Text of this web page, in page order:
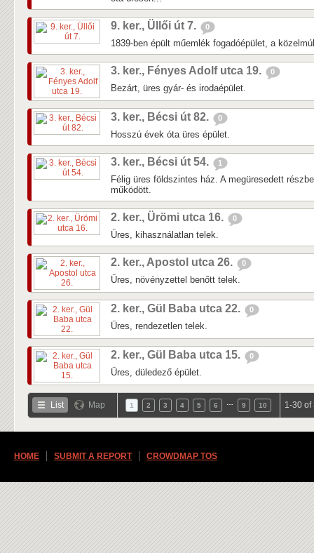
9. ker., Üllői út 7. 0
1839-ben épült műemlék fogadóépület, a
3. ker., Fényes Adolf utca 19. 0
Bezárt, üres gyár- és irodaépület.
3. ker., Bécsi út 82. 0
Hosszú évek óta üres épület.
3. ker., Bécsi út 54. 1
Félig üres földszintes ház. A megüresedett
működött.
2. ker., Ürömi utca 16. 0
Üres, kihasználatlan telek.
2. ker., Apostol utca 26. 0
Üres, növényzettel benőtt telek.
2. ker., Gül Baba utca 22. 0
Üres, rendezetlen telek.
2. ker., Gül Baba utca 15. 0
Üres, düledező épület.
List Map 1 2 3 4 5 6 9 10 1-30 of
HOME SUBMIT A REPORT CROWDMAP TOS